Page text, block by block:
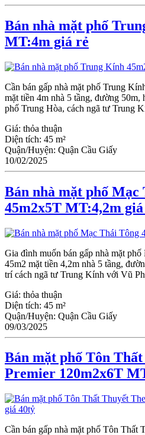
Bán nhà mặt phố
MT:4m giá rẻ
Cần bán gấp nhà mặt phố Trung
mặt tiền 4m nhà 5 tầng, đường
phố Trung Hòa, cách ngã tư Trung
Giá: thỏa thuận
Diện tích: 45 m²
Quận/Huyện: Quận Cầu Giấy
10/02/2025
Bán nhà mặt phố Mạc
45m2x5T MT:4,2m
Gia đình muốn bán gấp nhà mặt
45m2 mặt tiền 4,2m nhà 5 tầng,
trí cách ngã tư Trung Kính với Vũ
Giá: thỏa thuận
Diện tích: 45 m²
Quận/Huyện: Quận Cầu Giấy
09/03/2025
Bán mặt phố Tôn
Premier 120m2x6T
Cần bán gấp nhà mặt phố Tôn Thất